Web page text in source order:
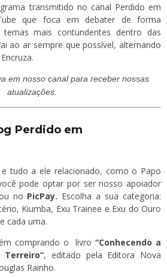
transmitido no canal Perdido em
que foca em debater de forma
mais contundentes dentro das
ao ar sempre que possível, alternando
em nosso canal para receber nossas
atualizações.
Perdido em
tudo a ele relacionado, como o Papo
pode optar por ser nosso apoiador
no PicPay. Escolha a sua categoria:
Kiumba, Exu Trainee e Exu do Ouro
cada uma.
comprando o livro“Conhecendo a
Terreiro“, editado pela Editora Nova
Rainho.